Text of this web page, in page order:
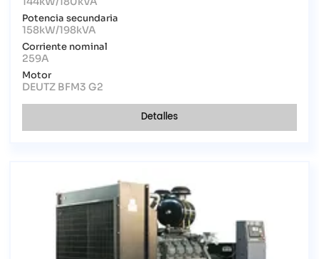
Potencia secundaria
158kW/198kVA
Corriente nominal
259A
Motor
DEUTZ BFM3 G2
Detalles